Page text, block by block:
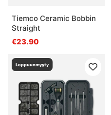
Tiemco Ceramic Bobbin
Straight
€23.90
Loppuunmyyty